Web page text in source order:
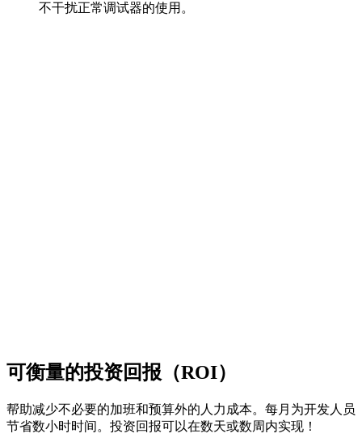
不干扰正常调试器的使用。
可衡量的投资回报（ROI）
帮助减少不必要的加班和预算外的人力成本。每月为开发人员
节省数小时时间。投资回报可以在数天或数周内实现！